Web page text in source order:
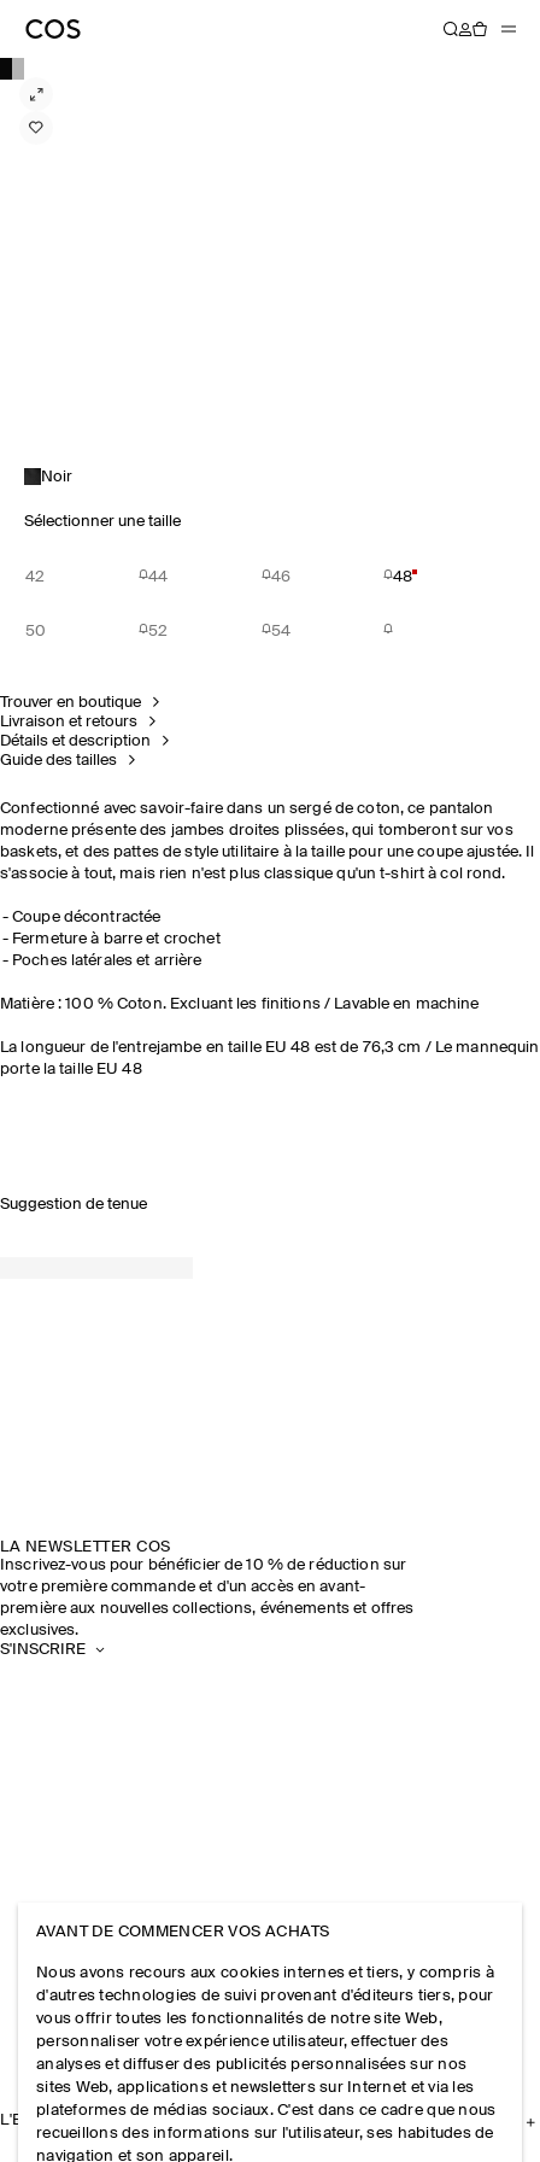
Noir
Sélectionner une taille
42 44 46 48
50 52 54
Trouver en boutique
Livraison et retours
Détails et description
Guide des tailles
Confectionné avec savoir-faire dans un sergé de coton, ce pantalon
moderne présente des jambes droites plissées, qui tomberont sur vos
baskets, et des pattes de style utilitaire à la taille pour une coupe ajustée. Il
s'associe à tout, mais rien n'est plus classique qu'un t-shirt à col rond.
Coupe décontractée
Fermeture à barre et crochet
Poches latérales et arrière
Matière : 100 % Coton. Excluant les finitions / Lavable en machine
La longueur de l'entrejambe en taille EU 48 est de 76,3 cm / Le mannequin
porte la taille EU 48
Suggestion de tenue
LA NEWSLETTER COS
Inscrivez-vous pour bénéficier de 10 % de réduction sur
votre première commande et d'un accès en avant-
première aux nouvelles collections, événements et offres
exclusives.
S'INSCRIRE
L'ENTREPRISE
AVANT DE COMMENCER VOS ACHATS
Nous avons recours aux cookies internes et tiers, y compris à
d'autres technologies de suivi provenant d'éditeurs tiers, pour
vous offrir toutes les fonctionnalités de notre site Web,
personnaliser votre expérience utilisateur, effectuer des
analyses et diffuser des publicités personnalisées sur nos
sites Web, applications et newsletters sur Internet et via les
plateformes de médias sociaux. C'est dans ce cadre que nous
recueillons des informations sur l'utilisateur, ses habitudes de
navigation et son appareil.